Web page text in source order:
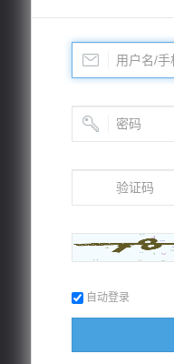
自动登录